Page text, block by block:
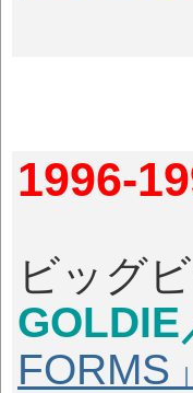
1996-
ビッグ
GOLDIE
FORMS」